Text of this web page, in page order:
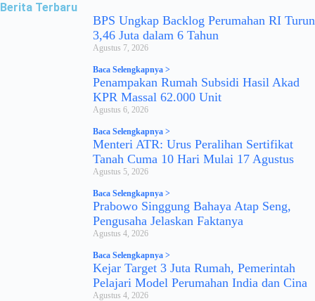
Berita Terbaru
BPS Ungkap Backlog Perumahan RI Turun
3,46 Juta dalam 6 Tahun
Agustus 7, 2026
Baca Selengkapnya >
Penampakan Rumah Subsidi Hasil Akad
KPR Massal 62.000 Unit
Agustus 6, 2026
Baca Selengkapnya >
Menteri ATR: Urus Peralihan Sertifikat
Tanah Cuma 10 Hari Mulai 17 Agustus
Agustus 5, 2026
Baca Selengkapnya >
Prabowo Singgung Bahaya Atap Seng,
Pengusaha Jelaskan Faktanya
Agustus 4, 2026
Baca Selengkapnya >
Kejar Target 3 Juta Rumah, Pemerintah
Pelajari Model Perumahan India dan Cina
Agustus 4, 2026